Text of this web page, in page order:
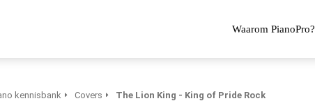
Waarom PianoPro?
kennisbank Covers The Lion King - King of Pride Rock